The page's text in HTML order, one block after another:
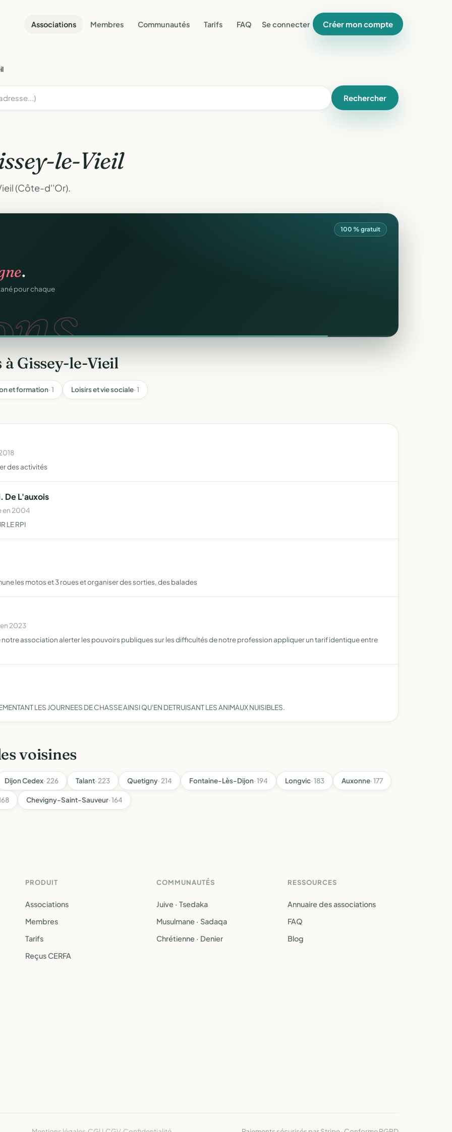
Associations Membres Communautés Tarifs FAQ Se connecter Créer mon compte
Rechercher
le-Vieil
(Côte-d''Or).
100 % gratuit
membres.
— fini les
.
pour chaque
Gissey-le-Vieil
et formation· 1 Loisirs et vie sociale· 1
des activités
De L'auxois
en 2004
LE RPI
les motos et 3 roues et organiser des sorties, des balades
2023
association alerter les pouvoirs publiques sur les difficultés de notre profession appliquer un tarif identique entre
LES JOURNEES DE CHASSE AINSI QU'EN DETRUISANT LES ANIMAUX NUISIBLES.
voisines
Dijon Cedex· 226 Talant· 223 Quetigny· 214 Fontaine-Lès-Dijon· 194 Longvic· 183 Auxonne· 177
Chevigny-Saint-Sauveur· 164
PRODUIT
Associations
Membres
Tarifs
Reçus CERFA
COMMUNAUTÉS
Juive · Tsedaka
Musulmane · Sadaqa
Chrétienne · Denier
RESSOURCES
Annuaire des associations
FAQ
Blog